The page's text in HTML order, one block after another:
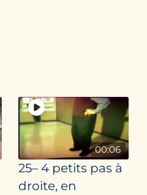
00:06
25– 4 petits pas à
droite, en